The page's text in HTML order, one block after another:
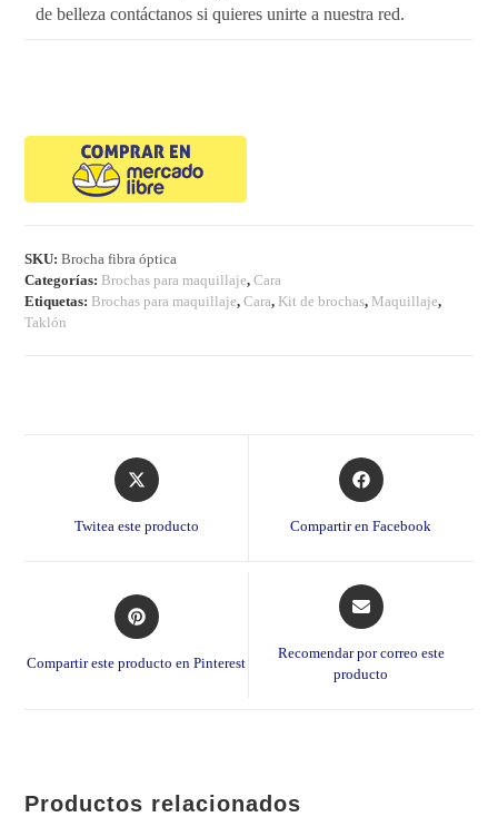
de belleza contáctanos si quieres unirte a nuestra red.
SKU:Brocha fibra óptica
Categorías: Brochas para maquillaje,Cara
Etiquetas: Brochas para maquillaje,Cara, Kit de brochas, Maquillaje,
Taklón
Opens
in
Twitea este producto
Opens
in
Compartir en Facebook
Opens
in
new
Compartir este producto en Pinterest
Opens
in
new
Recomendar por correo este
producto
Productos relacionados